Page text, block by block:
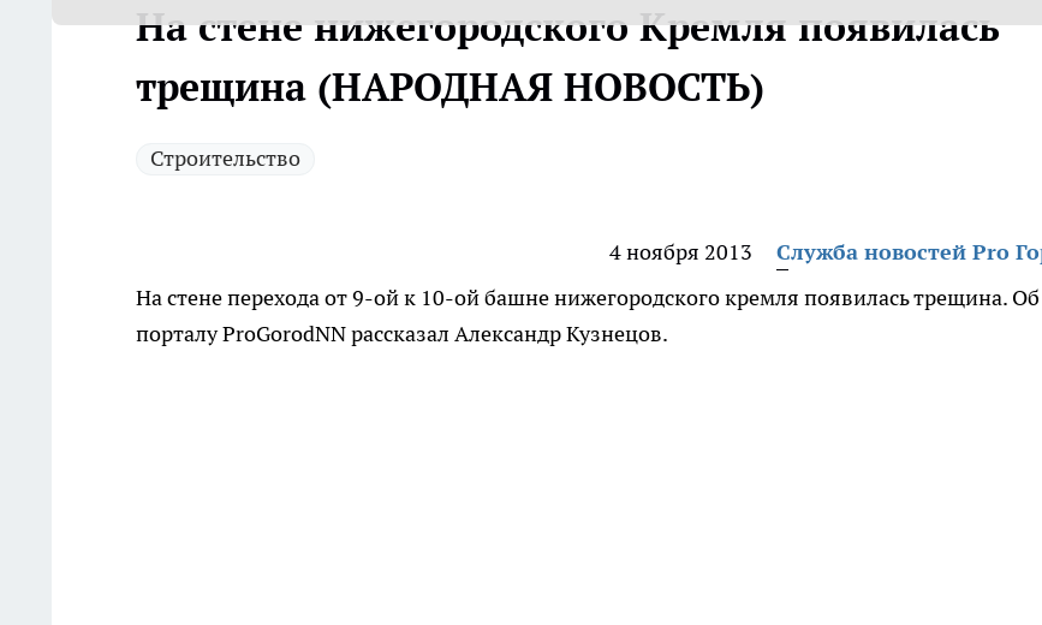
На стене нижегородского Кремля появилась
трещина (НАРОДНАЯ НОВОСТЬ)
Строительство
4 ноября 2013
Служба новостей Pro
На стене перехода от 9-ой к 10-ой башне нижегородского кремля появилась трещина.
порталу ProGorodNN рассказал Александр Кузнецов.